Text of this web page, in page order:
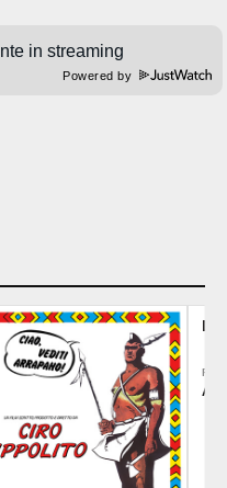
Powered by